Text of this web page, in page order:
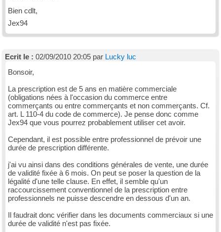
Bien cdlt,
Jex94
Ecrit le : 02/09/2010 20:05 par Lucky luc
Bonsoir,
La prescription est de 5 ans en matière commerciale
(obligations nées à l'occasion du commerce entre
commerçants ou entre commerçants et non commerçants. Cf.
art. L 110-4 du code de commerce). Je pense donc comme
Jex94 que vous pourrez probablement utiliser cet avoir.
Cependant, il est possible entre professionnel de prévoir une
durée de prescription différente.
j'ai vu ainsi dans des conditions générales de vente, une durée
de validité fixée à 6 mois. On peut se poser la question de la
légalité d'une telle clause. En effet, il semble qu'un
raccourcissement conventionnel de la prescription entre
professionnels ne puisse descendre en dessous d'un an.
Il faudrait donc vérifier dans les documents commerciaux si une
durée de validité n'est pas fixée.